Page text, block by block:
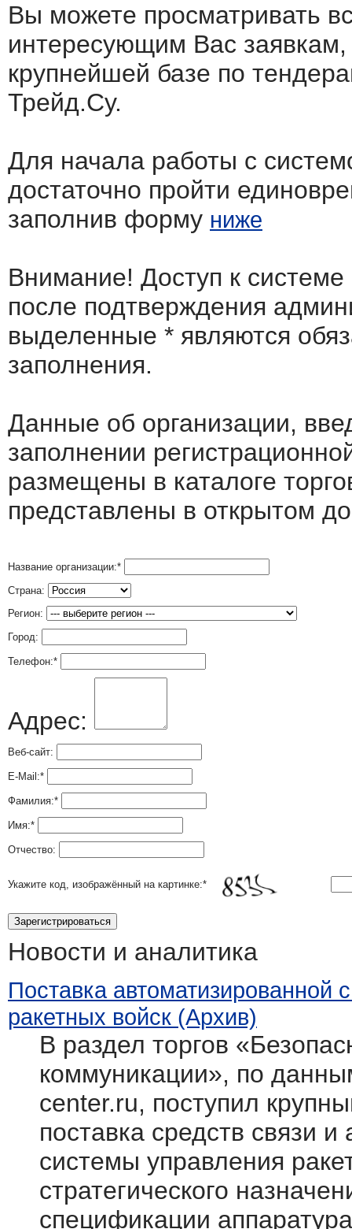
Вы можете просматривать
интересующим Вас
крупнейшей базе по
Трейд.Су.
Для начала работы с
достаточно пройти
заполнив форму ниже
Внимание! Доступ к
после подтверждения
выделенные * являются
заполнения.
Данные об организации,
заполнении
размещены в каталоге
представлены в открытом
Название организации:*
Страна:
Регион:
Город:
Телефон:*
Адрес:
Веб-сайт:
E-Mail:*
Фамилия:*
Имя:*
Отчество:
Укажите код, изображённый на картинке:*
Новости и аналитика
Поставка автоматизированной
ракетных войск (Архив)
В раздел торгов
коммуникации», по
center.ru, поступил
поставка средств связи
системы управления
стратегического
спецификации